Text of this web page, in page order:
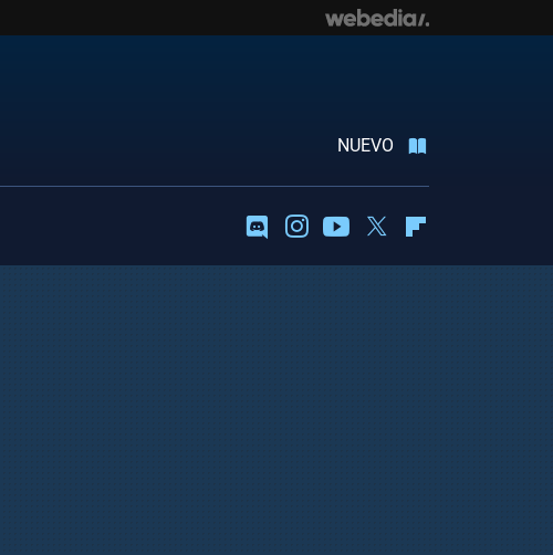
NUEVO
DiscordInstagramYoutubeTwitter